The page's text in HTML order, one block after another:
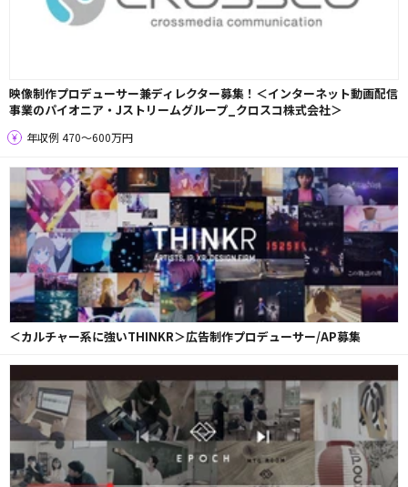
映像制作プロデューサー兼ディレクター募集！＜インターネット動画配信
事業のパイオニア・Jストリームグループ_クロスコ株式会社＞
年収例 470〜600万円
＜カルチャー系に強いTHINKR＞広告制作プロデューサー/AP募集